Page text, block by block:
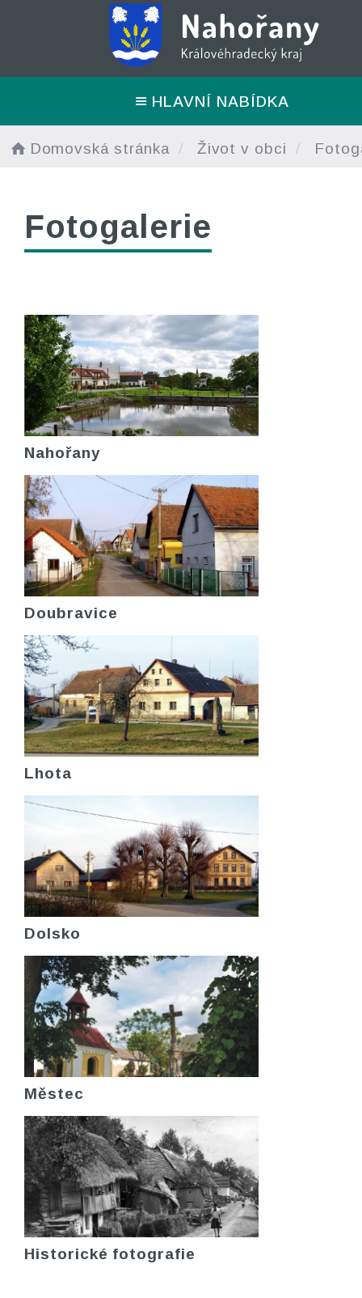
HLAVNÍ NABÍDKA
Domovská stránka Život v obci
Fotogalerie
Nahořany
Doubravice
Lhota
Dolsko
Městec
Historické fotografie